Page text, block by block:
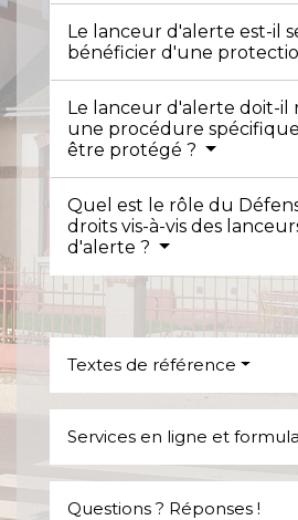
Le lanceur d'alerte est-il
bénéficier d'une
Le lanceur d'alerte doit-il
une procédure
être protégé ?
Quel est le rôle du
droits vis-à-vis des
d'alerte ?
Textes de référence
Services en ligne et
Questions ? Réponses !